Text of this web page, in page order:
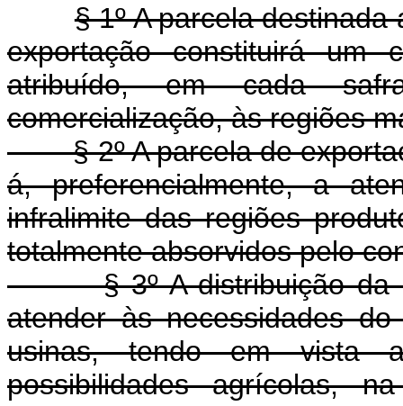
§ 1º A parcela
exportação constituirá um
atribuído, em cada
comercialização, às regiões
§ 2º A parcela de
á, preferencialmente, a
infralimite das regiões
totalmente absorvidos pelo
§ 3º A distribuição da
atender às necessidades
usinas, tendo em vista
possibilidades agrícolas,